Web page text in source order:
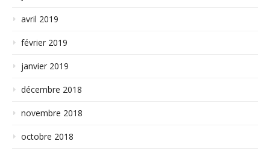
avril 2019
février 2019
janvier 2019
décembre 2018
novembre 2018
octobre 2018